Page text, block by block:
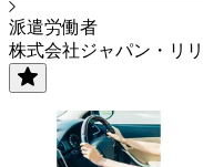
派遣労働者
株式会社ジャパン・リ